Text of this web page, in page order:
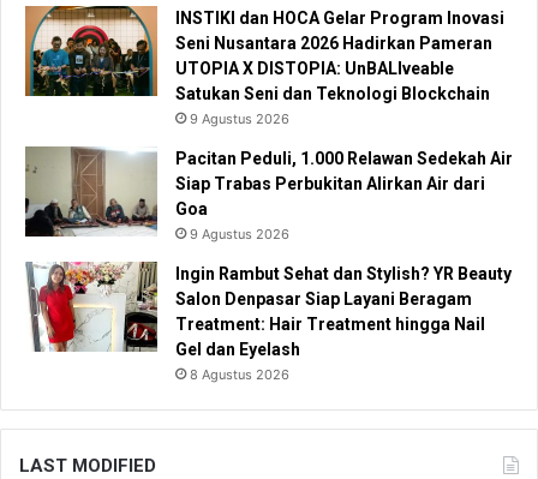
INSTIKI dan HOCA Gelar Program Inovasi
Seni Nusantara 2026 Hadirkan Pameran
UTOPIA X DISTOPIA: UnBALIveable
Satukan Seni dan Teknologi Blockchain
9 Agustus 2026
Pacitan Peduli, 1.000 Relawan Sedekah Air
Siap Trabas Perbukitan Alirkan Air dari
Goa
9 Agustus 2026
Ingin Rambut Sehat dan Stylish? YR Beauty
Salon Denpasar Siap Layani Beragam
Treatment: Hair Treatment hingga Nail
Gel dan Eyelash
8 Agustus 2026
LAST MODIFIED